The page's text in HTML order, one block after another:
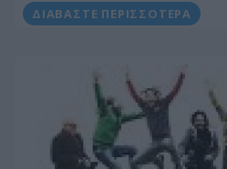
ΔΙΑΒΆΣΤΕ ΠΕΡΙΣΣΌΤΕΡΑ